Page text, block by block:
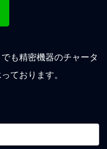
も精密機器のチャータ
ております。